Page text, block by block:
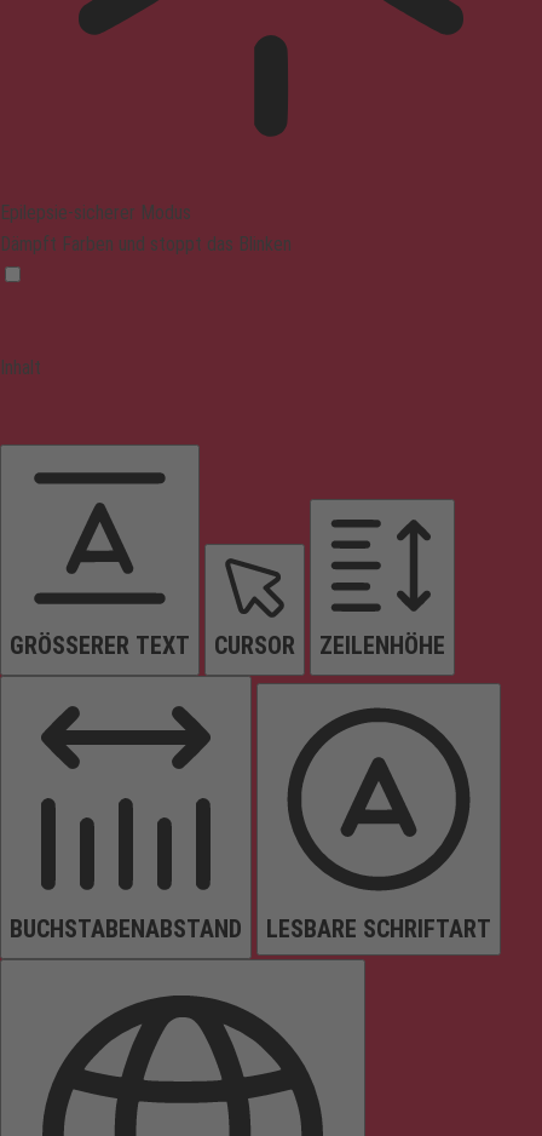
Epilepsie-sicherer Modus
Dämpft Farben und stoppt das Blinken
Inhalt
GRÖSSERER TEXT CURSOR ZEILENHÖHE
BUCHSTABENABSTAND LESBARE SCHRIFTART